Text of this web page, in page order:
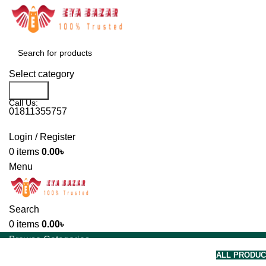
Select category
Call Us:
01811355757
Login / Register
0 items 0.00৳
Menu
Search
0 items 0.00৳
Browse Categories
ALL